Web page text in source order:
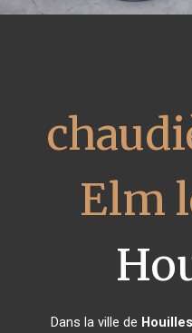
Elm
Dans la ville de